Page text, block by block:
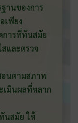
านของการ
เพียง
การที่ทันสมัย
และตรวจ
อนตามสภาพ
เมินผลที่หลาก
นสมัย ให้